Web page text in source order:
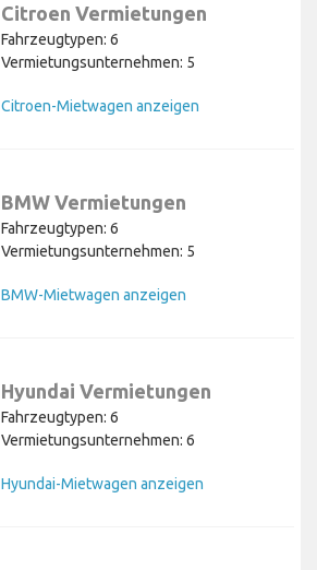
Citroen Vermietungen
Fahrzeugtypen: 6
Vermietungsunternehmen: 5
Citroen-Mietwagen anzeigen
BMW Vermietungen
Fahrzeugtypen: 6
Vermietungsunternehmen: 5
BMW-Mietwagen anzeigen
Hyundai Vermietungen
Fahrzeugtypen: 6
Vermietungsunternehmen: 6
Hyundai-Mietwagen anzeigen